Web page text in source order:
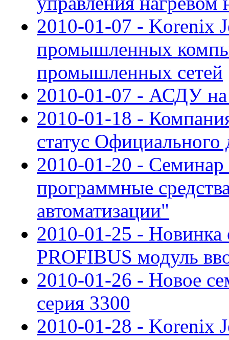
2010-01-07 - Korenix
промышленных
промышленных сетей
2010-01-07 - АСДУ на
2010-01-18 -
статус
2010-01-20 -
программные
автоматизации"
2010-01-25 -
PROFIBUS модуль
2010-01-26 - Новое
cерия 3300
2010-01-28 - Korenix